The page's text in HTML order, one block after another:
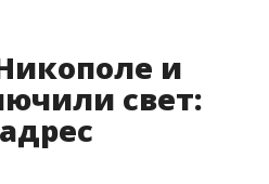
Никополя и района
Света нет из-за
ремонтных работ.